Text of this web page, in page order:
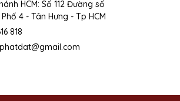
HCM: Số 112 Đường số
Phố 4 - Tân Hưng - Tp HCM
818